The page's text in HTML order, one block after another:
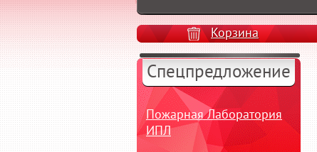
Корзина
Спецпредложение
Пожарная Лаборатория
ИПЛ